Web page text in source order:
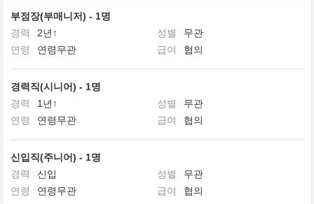
부점장(부매니저) - 1명
경력
2년↑ 성별
무관
연령
연령무관 급여 협의
경력직(시니어) - 1명
경력
1년↑ 성별
무관
연령
연령무관 급여 협의
신입직(주니어) - 1명
경력
신입 성별
무관
연령
연령무관 급여 협의